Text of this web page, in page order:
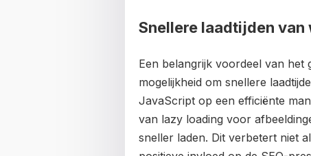
Snellere laadtijden van
Een belangrijk voordeel van het
mogelijkheid om snellere
JavaScript op een efficiënte
van lazy loading voor
sneller laden. Dit verbetert niet